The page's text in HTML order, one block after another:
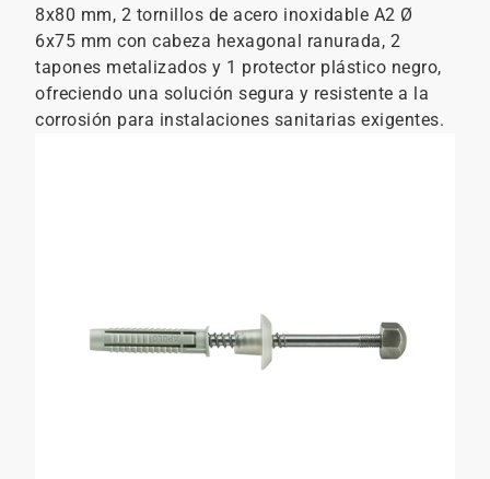
8x80 mm, 2 tornillos de acero inoxidable A2 Ø
6x75 mm con cabeza hexagonal ranurada, 2
tapones metalizados y 1 protector plástico negro,
ofreciendo una solución segura y resistente a la
corrosión para instalaciones sanitarias exigentes.